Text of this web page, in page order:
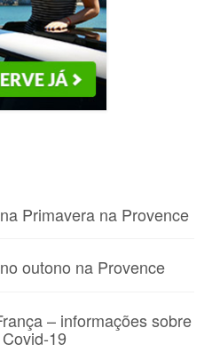
Primavera na Provence
outono na Provence
– informações sobre
19